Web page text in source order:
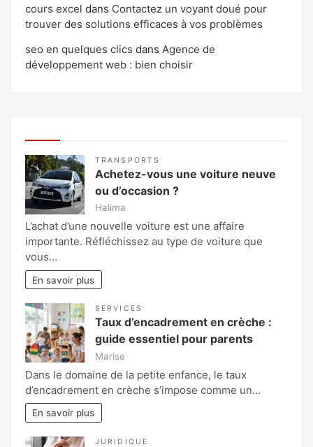
cours excel dans Contactez un voyant doué pour
trouver des solutions efficaces à vos problèmes
seo en quelques clics dans Agence de
développement web : bien choisir
TRANSPORTS
Achetez-vous une voiture neuve
ou d’occasion ?
Halima
L’achat d’une nouvelle voiture est une affaire
importante. Réfléchissez au type de voiture que
vous…
En savoir plus
SERVICES
Taux d’encadrement en crèche :
guide essentiel pour parents
Marise
Dans le domaine de la petite enfance, le taux
d’encadrement en crèche s’impose comme un…
En savoir plus
JURIDIQUE